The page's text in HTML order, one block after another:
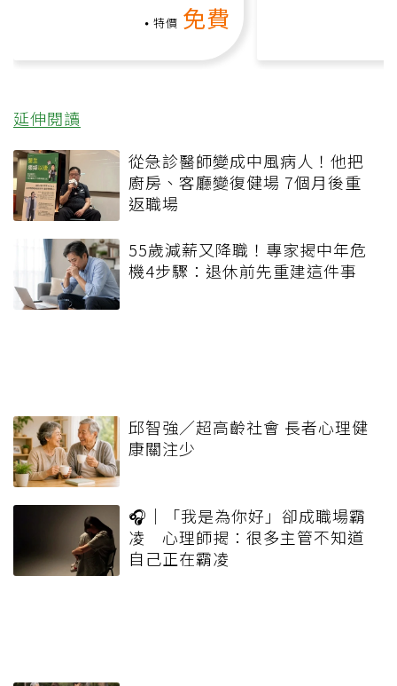
特價 免費
延伸閱讀
從急診醫師變成中風病人！他把
廚房、客廳變復健場 7個月後重
返職場
55歲減薪又降職！專家揭中年危
機4步驟：退休前先重建這件事
邱智強／超高齡社會 長者心理健
康關注少
🎧｜「我是為你好」卻成職場霸
凌 心理師揭：很多主管不知道
自己正在霸凌